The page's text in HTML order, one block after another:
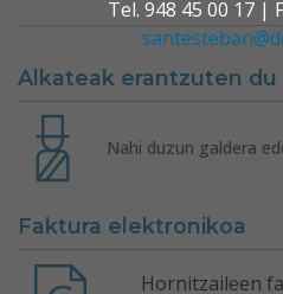
Tel. 948 45 00 17 |
Alkateak erantzuten du
Nahi duzun galdera
Faktura elektronikoa
Hornitzaileen